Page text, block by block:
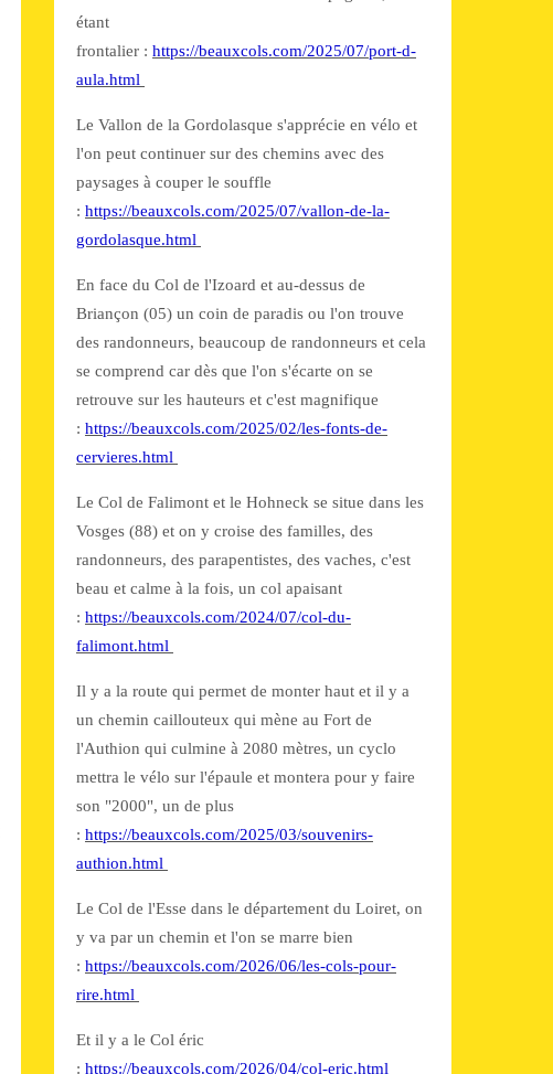
étant
frontalier : https://beauxcols.com/2025/07/port-d-
aula.html
Le Vallon de la Gordolasque s'apprécie en vélo et
l'on peut continuer sur des chemins avec des
paysages à couper le souffle
: https://beauxcols.com/2025/07/vallon-de-la-
gordolasque.html
En face du Col de l'Izoard et au-dessus de
Briançon (05) un coin de paradis ou l'on trouve
des randonneurs, beaucoup de randonneurs et cela
se comprend car dès que l'on s'écarte on se
retrouve sur les hauteurs et c'est magnifique
: https://beauxcols.com/2025/02/les-fonts-de-
cervieres.html
Le Col de Falimont et le Hohneck se situe dans les
Vosges (88) et on y croise des familles, des
randonneurs, des parapentistes, des vaches, c'est
beau et calme à la fois, un col apaisant
: https://beauxcols.com/2024/07/col-du-
falimont.html
Il y a la route qui permet de monter haut et il y a
un chemin caillouteux qui mène au Fort de
l'Authion qui culmine à 2080 mètres, un cyclo
mettra le vélo sur l'épaule et montera pour y faire
son "2000", un de plus
: https://beauxcols.com/2025/03/souvenirs-
authion.html
Le Col de l'Esse dans le département du Loiret, on
y va par un chemin et l'on se marre bien
: https://beauxcols.com/2026/06/les-cols-pour-
rire.html
Et il y a le Col éric
: https://beauxcols.com/2026/04/col-eric.html